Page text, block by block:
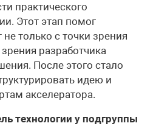
практического
Этот этап помог
только с точки зрения
разработчика
После этого стало
идею и
акселератора.
технологии у подгруппы